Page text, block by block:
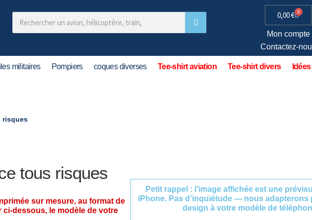
0,00€ 0
Mon compte
Contactez-
militaires Pompiers coques diverses Tee-shirt aviation Tee-shirt divers
risques
tous risques
sur mesure, au format de
dessous, le modèle de votre
Petit rappel : l’image affichée est une
iPhone. Pas d’inquiétude — nous adapterons
design à votre modèle de